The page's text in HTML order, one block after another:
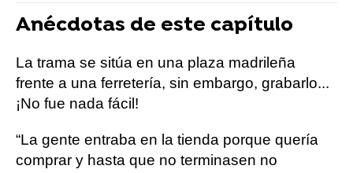
Anécdotas de este capítulo
La trama se sitúa en una plaza madrileña
frente a una ferretería, sin embargo, grabarlo...
¡No fue nada fácil!
“La gente entraba en la tienda porque quería
comprar y hasta que no terminasen no